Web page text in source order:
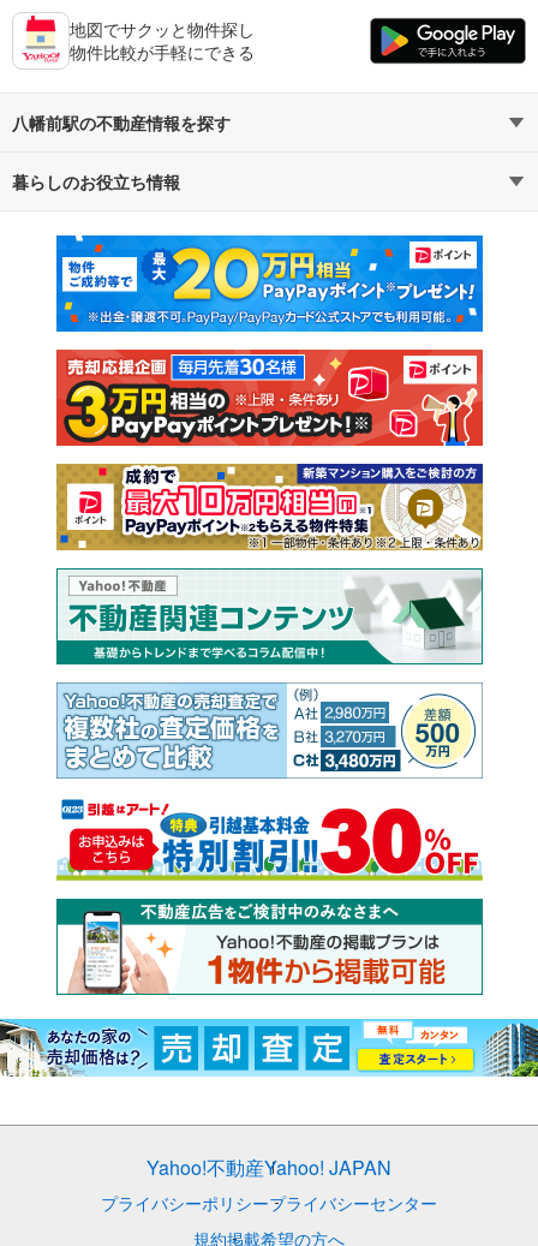
地図でサクッと物件探し
物件比較が手軽にできる
八幡前駅の不動産情報を探す
不動産・住宅
新築マンション 中古マンション
新築一戸建て 中古一戸建て
注文住宅 土地
売却査定
暮らしのお役立ち情報
マンションカタログ 教えて！住まいの先生
Yahoo!不動産Yahoo! JAPAN
プライバシーポリシープライバシーセンター
規約掲載希望の方へ